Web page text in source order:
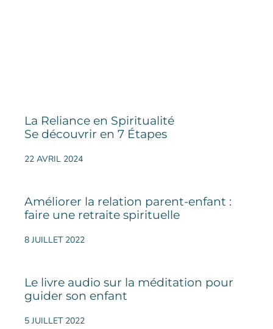
La Reliance en Spiritualité
Se découvrir en 7 Étapes
22 AVRIL 2024
Améliorer la relation parent-enfant :
faire une retraite spirituelle
8 JUILLET 2022
Le livre audio sur la méditation pour
guider son enfant
5 JUILLET 2022